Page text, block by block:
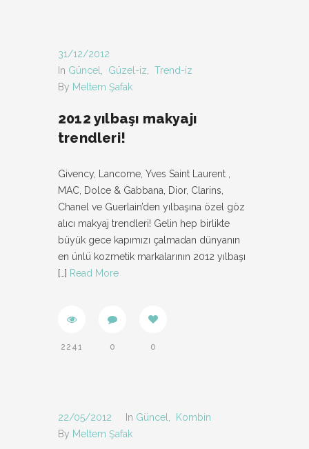
31/12/2012
In Güncel Güzel-iz
Trend-iz
By Meltem Şafak
2012 yılbaşı makyajı
trendleri!
Givency, Lancome, Yves Saint Laurent ,
MAC, Dolce & Gabbana, Dior, Clarins,
Chanel ve Guerlain’den yılbaşına özel göz
alıcı makyaj trendleri! Gelin hep birlikte
büyük gece kapımızı çalmadan dünyanın
en ünlü kozmetik markalarının 2012 yılbaşı
[…] Read More
2241 0 0
22/05/2012 In Güncel
Kombin
By Meltem Şafak